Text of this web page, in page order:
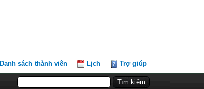
Danh sách thành viên Lịch Trợ giúp